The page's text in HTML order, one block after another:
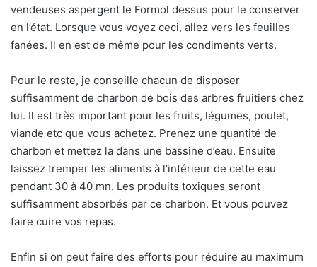
vendeuses aspergent le Formol dessus pour le conserver
en l’état. Lorsque vous voyez ceci, allez vers les feuilles
fanées. Il en est de même pour les condiments verts.
Pour le reste, je conseille chacun de disposer
suffisamment de charbon de bois des arbres fruitiers chez
lui. Il est très important pour les fruits, légumes, poulet,
viande etc que vous achetez. Prenez une quantité de
charbon et mettez la dans une bassine d’eau. Ensuite
laissez tremper les aliments à l’intérieur de cette eau
pendant 30 à 40 mn. Les produits toxiques seront
suffisamment absorbés par ce charbon. Et vous pouvez
faire cuire vos repas.
Enfin si on peut faire des efforts pour réduire au maximum